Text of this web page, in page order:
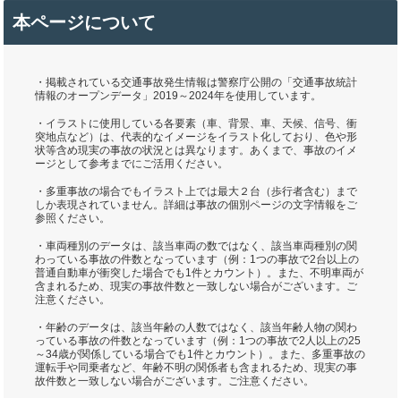
本ページについて
・掲載されている交通事故発生情報は警察庁公開の「交通事故統計
情報のオープンデータ」2019～2024年を使用しています。
・イラストに使用している各要素（車、背景、車、天候、信号、衝
突地点など）は、代表的なイメージをイラスト化しており、色や形
状等含め現実の事故の状況とは異なります。あくまで、事故のイメ
ージとして参考までにご活用ください。
・多重事故の場合でもイラスト上では最大２台（歩行者含む）まで
しか表現されていません。詳細は事故の個別ページの文字情報をご
参照ください。
・車両種別のデータは、該当車両の数ではなく、該当車両種別の関
わっている事故の件数となっています（例：1つの事故で2台以上の
普通自動車が衝突した場合でも1件とカウント）。また、不明車両が
含まれるため、現実の事故件数と一致しない場合がございます。ご
注意ください。
・年齢のデータは、該当年齢の人数ではなく、該当年齢人物の関わ
っている事故の件数となっています（例：1つの事故で2人以上の25
～34歳が関係している場合でも1件とカウント）。また、多重事故の
運転手や同乗者など、年齢不明の関係者も含まれるため、現実の事
故件数と一致しない場合がございます。ご注意ください。